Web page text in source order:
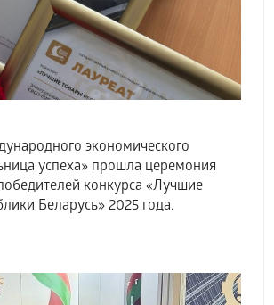
экономического
успеха» прошла церемония
конкурса «Лучшие
Беларусь» 2025 года.